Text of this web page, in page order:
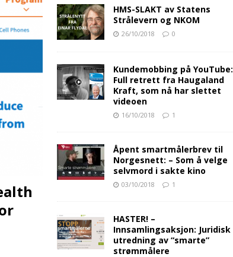
HMS-SLAKT av Statens
Strålevern og NKOM
26/10/2018 0
Kundemobbing på YouTube:
Full retrett fra Haugaland
Kraft, som nå har slettet
videoen
16/10/2018 1
Åpent smartmålerbrev til
Norgesnett: – Som å velge
selvmord i sakte kino
03/10/2018 1
HASTER! –
Innsamlingsaksjon: Juridisk
utredning av “smarte”
strømmålere